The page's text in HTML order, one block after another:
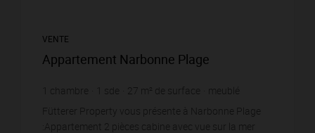
VENTE
Appartement Narbonne Plage
chambre sde 27 m² de surface
meublé
3 592,59 €
Fütterer Property vous présente à Narbonne Plage
:Appartement 2 pièces cabine avec vue sur la mer